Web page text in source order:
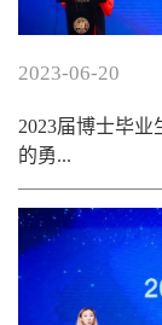
2023-06-20
2023届博士毕
的勇...